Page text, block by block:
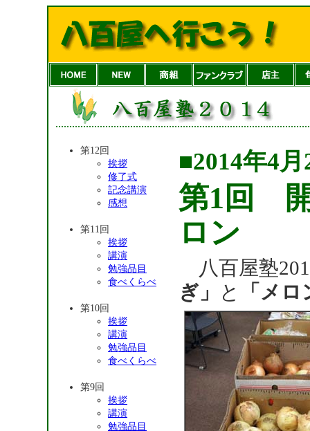
第12回
挨拶
修了式
記念講演
感想
第11回
挨拶
講演
勉強品目
食べくらべ
第10回
挨拶
講演
勉強品目
食べくらべ
第9回
挨拶
講演
勉強品目
■2014年4月
第1回
ロン
八百屋塾
ぎ」
と 「メ